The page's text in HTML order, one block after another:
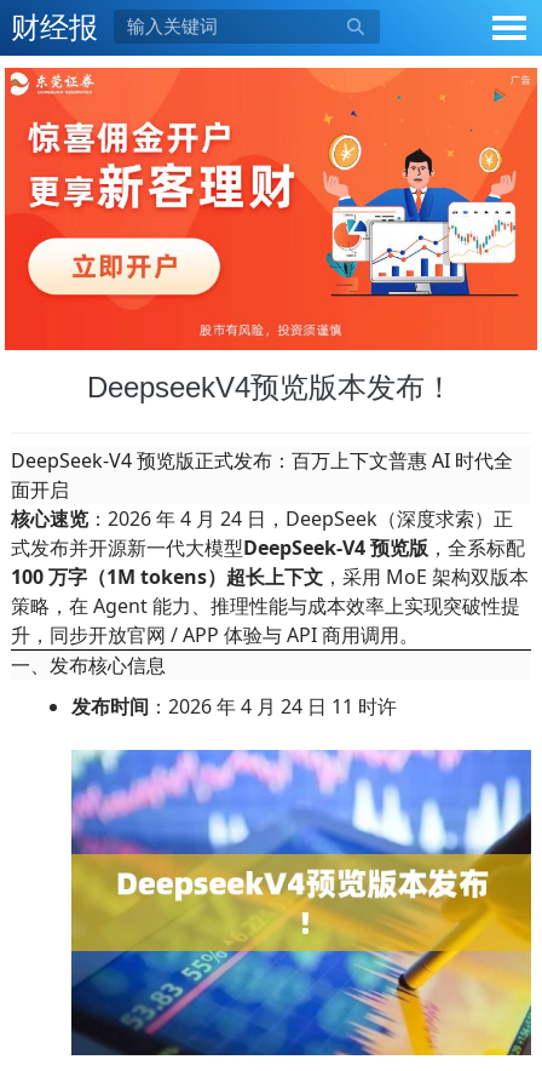
财经报 
DeepseekV4预览版本发布！
DeepSeek-V4 预览版正式发布：百万上下文普惠 AI 时代全
面开启
核心速览 ：2026 年 4 月 24 日，DeepSeek（深度求索）正
式发布并开源新一代大模型DeepSeek-V4 预览版 ，全系标配
100 万字（1M tokens）超长上下文 ，采用 MoE 架构双版本
策略，在 Agent 能力、推理性能与成本效率上实现突破性提
升，同步开放官网 / APP 体验与 API 商用调用。
一、发布核心信息
发布时间 ：2026 年 4 月 24 日 11 时许